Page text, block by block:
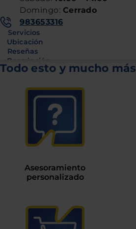
Domingo: Cerrado
983653316
Servicios
Ubicación
Reseñas
Descripción
Tiendas cercanas
Todo esto y mucho más
Asesoramiento
personalizado